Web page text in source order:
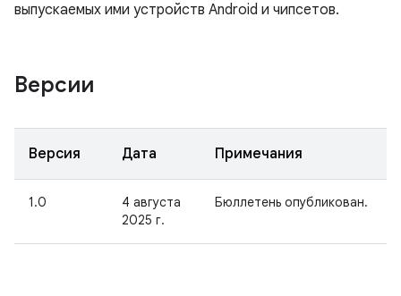
выпускаемых ими устройств Android и чипсетов.
Версии
Версия Дата Примечания
1.0
4 августа
2025 г.
Бюллетень опубликован.